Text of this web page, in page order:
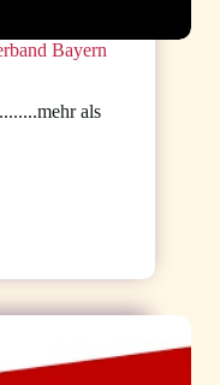
Bayern
als